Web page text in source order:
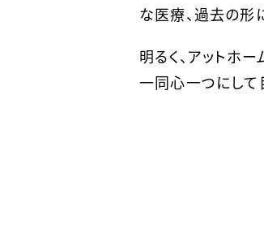
な医療、過去の形
明るく、アットホ
一同心一つにして
つくば
院長